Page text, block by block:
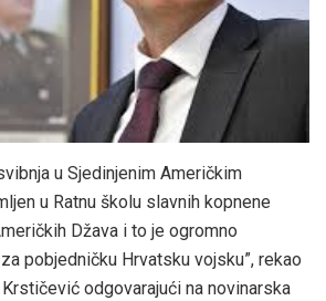
u Sjedinjenim Američkim
u Ratnu školu slavnih kopnene
Džava i to je ogromno
pobjedničku Hrvatsku vojsku”, rekao
odgovarajući na novinarska